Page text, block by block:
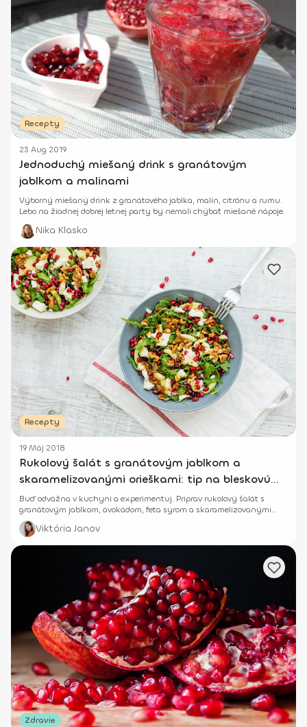
Recepty
23 Aug 2019
Jednoduchý miešaný drink s granátovým
jablkom a malinami
Výborný miešaný drink z granátového jablka, malín, citrónu a rumu.
Lebo na žiadnej dobrej letnej party by nemali chýbať miešané nápoje.
Nika Klasko
Recepty
19 Máj 2018
Rukolový šalát s granátovým jablkom a
skaramelizovanými orieškami: tip na bleskovú
zdravú večeru
Buď odvážna v kuchyni a experimentuj. Priprav rukolový šalát s
granátovým jablkom, avokádom, feta syrom a skaramelizovanými
orieškami. Zdravá večera za 15 minút.
Viktória Janov
Zdravie